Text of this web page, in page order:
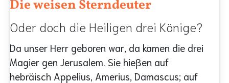
Die weisen Sterndeuter
Oder doch die Heiligen drei Könige?
Da unser Herr geboren war, da kamen die drei
Magier gen Jerusalem. Sie hießen auf
hebräisch Appelius, Amerius, Damascus; auf